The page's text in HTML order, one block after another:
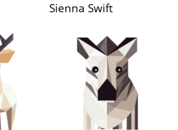
Sienna Swift